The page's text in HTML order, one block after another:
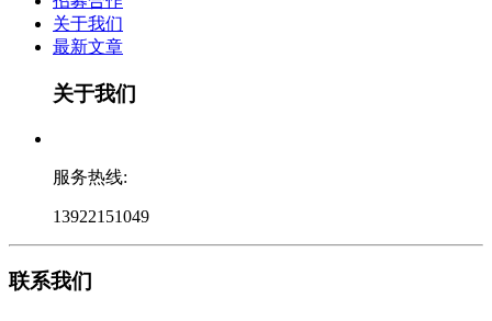
关于我们
最新文章
关于我们
服务热线:
13922151049
联系我们